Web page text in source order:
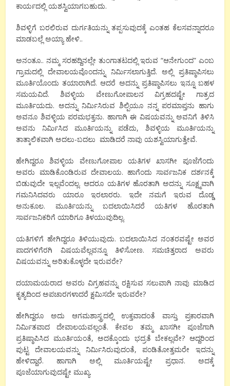
ಕಾರ್ಯದಲ್ಲಿ ಯಶಸ್ವಿಯಾಗಬಹುದು.
ಶಿವಳ್ಳಿಗೆ ಬರಲಿರುವ ದುರ್ಗತಿಯನ್ನು ತಪ್ಪಸುವುದಕ್ಕೆ ಎಂತಹ ಕೆಲಸವನ್ನಾದರೂ
ಮಾಡಬಲ್ಲೆ ಅಯ್ಯಾ ಹೇಳಿ..
ಅನಂತೂ.. ನಮ್ಮ ಸರಹದ್ದಿನಲ್ಲೇ ತುಂಗಾತಟದಲ್ಲಿ ಇರುವ “ಆನೇಗುಂದ” ಎಂಬ
ಗ್ರಾಮದಲ್ಲಿ ದೇವಾಲಯವೊಂದನ್ನು ನಿರ್ಮಿಸಲಾಗುತ್ತಿದೆ. ಅಲ್ಲಿ ಪ್ರತಿಷ್ಠಾಪಿಸಲು
ಮೂರ್ತಿಯೊಂದು ತಯಾರಾಗಿದೆ. ಆದರೆ ಅದನ್ನು ಪ್ರತಿಷ್ಠಾಪಿಸಲು ಇನ್ನೂ ಬಹಳ
ಸಮಯವಿದೆ. ಶಿವಳ್ಳಿಯ ವೇಣುಗೋಪಾಲನ ವಿಗ್ರಹದಷ್ಟೇ ಗಾತ್ರದ
ಮೂರ್ತಿಯದು. ಅದನ್ನು ನಿರ್ಮಿಸಿರುವ ಶಿಲ್ಪಿಯೂ ನನ್ನ ಪರಮಾಪ್ತನು ಹಾಗು
ಅವನೂ ಶಿವಳ್ಳಿಯ ಪರಮಭಕ್ತನು. ಹಾಗಾಗಿ ಈ ವಿಷಯವನ್ನು ಅವನಿಗೆ ತಿಳಿಸಿ
ಅವನು ನಿರ್ಮಿಸಿದ ಮೂರ್ತಿಯನ್ನು ಪಡೆದು, ಶಿವಳ್ಳಿಯ ಮೂರ್ತಿಯನ್ನು
ತಾತ್ಕಾಲಿಕವಾಗಿ ಅದಲು-ಬದಲು ಮಾಡಿದರೆ ನಾವು ಯಶಸ್ವಿಯಾಗುತ್ತೇವೆ.
ಹೇಗಿದ್ದರೂ ಶಿವಳ್ಳಿಯ ವೇಣುಗೋಪಾಲ ಯತಿಗಳ ಖಾಸಗೀ ಪೂಜೆಗೆಂದು
ಅವರು ಮಾಡಿಕೊಂಡಿರುವ ದೇವಾಲಯ. ಹಾಗೆಂದು ಸಾರ್ವಜನಿಕ ದರ್ಶನಕ್ಕೆ
ಬಿಡುವುದೇ ಇಲ್ಲವೆಂದಲ್ಲ. ಆದರೂ ಯತಿಗಳ ಹೊರತಾಗಿ ಅದನ್ನು ಸೂಕ್ಷ್ಮವಾಗಿ
ಗಮನಿಸಿದವರು ಯಾರೂ ಇರಲಾರರು. ಇದೇ ನಮಗೆ ಇರುವ ದೊಡ್ಡ
ಅನುಕೂಲ. ಮೂರ್ತಿಯನ್ನು ಬದಲಾಯಿಸಿದರೆ ಯತಿಗಳ ಹೊರತಾಗಿ
ಸಾರ್ವಜನಿಕರಿಗೆ ಯಾರಿಗೂ ತಿಳಯುವುದಿಲ್ಲ.
ಯತಿಗಳಿಗೆ ಹೇಗಿದ್ದರೂ ತಿಳಿಯುವುದು. ಬದಲಾಯಿಸಿದ ನಂತರವಷ್ಟೇ ಅವರ
ಪಾದಗಳಿಗೆರಗಿ ವಿಷಯವೆಲ್ಲವನ್ನೂ ತಿಳಿಸೋಣ. ಸಮಚಿತ್ತರಾದ ಅವರು
ವಿಷಯವನ್ನು ಅರಿತುಕೊಳ್ಳದೇ ಇರುವರೇ?
ದಯಾಮಯರಾದ ಅವರು ವಿಗ್ರಹವನ್ನು ರಕ್ಷಿಸುವ ಸಲುವಾಗಿ ನಾವು ಮಾಡಿದ
ಕೃತ್ಯದಿಂದ ಅಪಚಾರಗಳಾದರೆ ಕ್ಷಮಿಸದೇ ಇರುವರೇ?
ಹೇಗಿದ್ದರೂ ಅದು ಆಗಮಶಾಸ್ತ್ರದಲ್ಲಿ ಉಕ್ತವಾದಂತೆ ವಾಸ್ತು ಪ್ರಕಾರವಾಗಿ
ನಿರ್ಮಿತವಾದ ದೇವಾಲಯವಲ್ಲಂತೆ. ಕೇವಲ ತಮ್ಮ ಖಾಸಗೀ ಪೂಜೆಗಾಗಿ
ಪ್ರತಿಷ್ಠಾಪಿಸಿದ ಮೂರ್ತಿಯಂತೆ, ಅದಕ್ಕೊಂದು ಭದ್ರತೆ ಬೇಕಲ್ಲವೇ‌? ಆದ್ದರಿಂದ
ಪುಟ್ಟ ದೇವಾಲಯವನ್ನು ನಿರ್ಮಿಸಿರುವುದಂತೆ, ಪಂಡಿತೋತ್ತಮರೇ ಇದನ್ನು
ಹೇಳಿದ್ದಾರೆ. ಹಾಗಾಗಿ ಅಲ್ಲಿ ಮೂರ್ತಿಯಷ್ಟೇ ಪ್ರಧಾನ. ಅದಕ್ಕೆ
ಪೂಜೆಯಾಗುವುದಷ್ಟೇ ಮುಖ್ಯ.